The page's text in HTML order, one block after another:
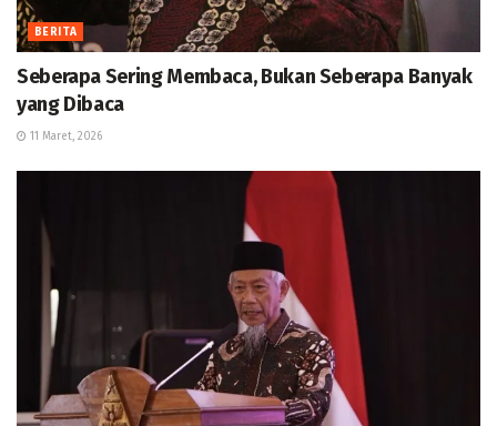
BERITA
Seberapa Sering Membaca, Bukan Seberapa Banyak
yang Dibaca
11 Maret, 2026